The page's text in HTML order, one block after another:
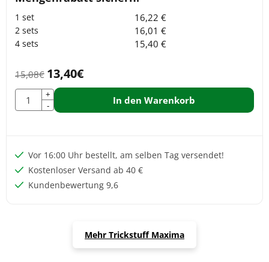
16,22 €
16,01 €
15,40 €
15,08€ 13,40€
Anzahl
+
-
In den Warenkorb
Vor 16:00 Uhr bestellt, am selben Tag versendet!
Kostenloser Versand ab 40 €
Kundenbewertung 9,6
Mehr Trickstuff Maxima